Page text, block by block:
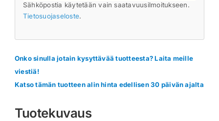
Sähköpostia käytetään vain saatavuusilmoitukseen.
Tietosuojaseloste.
Onko sinulla jotain kysyttävää tuotteesta? Laita meille
viestiä!
Katso tämän tuotteen alin hinta edellisen 30 päivän ajalta
Tuotekuvaus